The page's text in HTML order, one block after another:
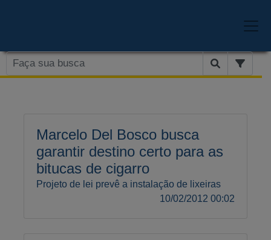
Marcelo Del Bosco busca
garantir destino certo para as
bitucas de cigarro
Projeto de lei prevê a instalação de lixeiras
10/02/2012 00:02